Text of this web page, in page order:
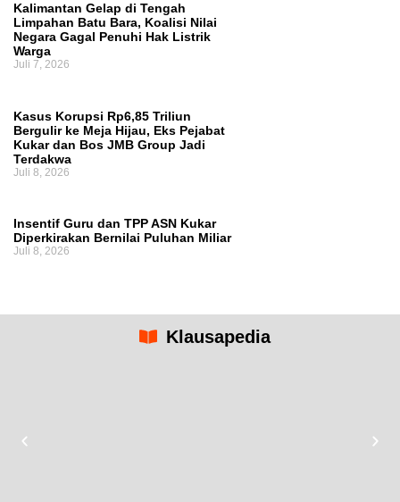
Kalimantan Gelap di Tengah
Limpahan Batu Bara, Koalisi Nilai
Negara Gagal Penuhi Hak Listrik
Warga
Juli 7, 2026
Kasus Korupsi Rp6,85 Triliun
Bergulir ke Meja Hijau, Eks Pejabat
Kukar dan Bos JMB Group Jadi
Terdakwa
Juli 8, 2026
Insentif Guru dan TPP ASN Kukar
Diperkirakan Bernilai Puluhan Miliar
Juli 8, 2026
Klausapedia